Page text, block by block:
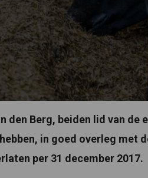
den Berg, beiden lid van
in goed overleg met
per 31 december 2017.